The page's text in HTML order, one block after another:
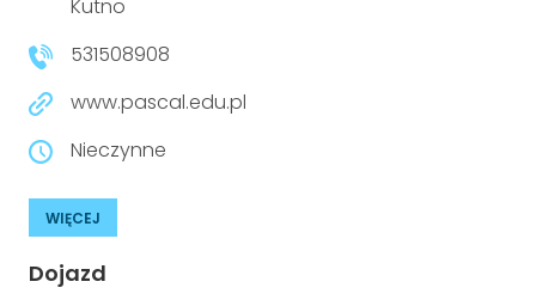
Kutno
531508908
www.pascal.edu.pl
Nieczynne
WIĘCEJ
Dojazd